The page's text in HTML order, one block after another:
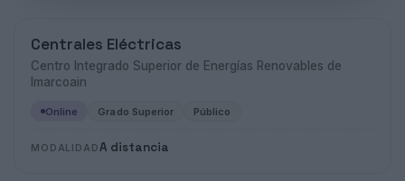
Centrales Eléctricas
Centro Integrado Superior de Energías Renovables de
Imarcoain
Online Grado Superior Público
MODALIDADA distancia